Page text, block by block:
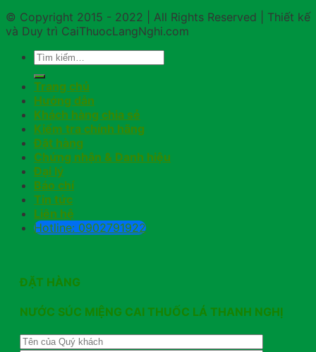
© Copyright 2015 - 2022 | All Rights Reserved | Thiết kế
và Duy trì CaiThuocLangNghi.com
Trang chủ
Hướng dẫn
Khách hàng chia sẻ
Kiểm tra chính hãng
Đặt hàng
Chứng nhận & Danh hiệu
Đại lý
Báo chí
Tin tức
Liên hệ
Hotline: 0902791922
ĐẶT HÀNG
NƯỚC SÚC MIỆNG CAI THUỐC LÁ THANH NGHỊ